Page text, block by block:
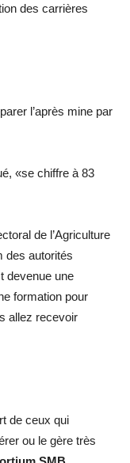
des carrières
l’après mine par
«se chiffre à 83
de l’Agriculture
des autorités
devenue une
formation pour
allez recevoir
de ceux qui
ou le gère très